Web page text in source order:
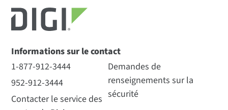
Informations sur le contact
1-877-912-3444
952-912-3444
Contacter le service des
Demandes de
renseignements sur la
sécurité